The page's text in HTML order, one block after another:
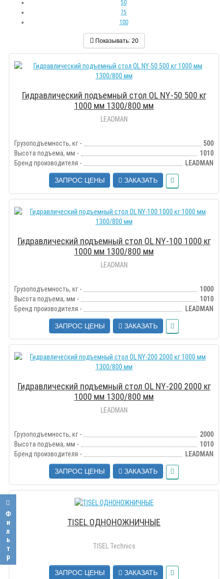
Фильтр
50
75
100
Показывать: 20
Гидравлический подъемный стол OL NY-50 500 кг
1000 мм 1300/800 мм
LEADMAN
Грузоподъемность, кг -
500
Высота подъема, мм -
1010
Бренд производителя -
LEADMAN
ЗАПРОС ЦЕНЫ ЗАКАЗАТЬ
Гидравлический подъемный стол OL NY-100 1000 кг
1000 мм 1300/800 мм
LEADMAN
Грузоподъемность, кг -
1000
Высота подъема, мм -
1010
Бренд производителя -
LEADMAN
ЗАПРОС ЦЕНЫ ЗАКАЗАТЬ
Гидравлический подъемный стол OL NY-200 2000 кг
1000 мм 1300/800 мм
LEADMAN
Грузоподъемность, кг -
2000
Высота подъема, мм -
1010
Бренд производителя -
LEADMAN
ЗАПРОС ЦЕНЫ ЗАКАЗАТЬ
TISEL ОДНОНОЖНИЧНЫЕ
TISEL Technics
ЗАПРОС ЦЕНЫ ЗАКАЗАТЬ